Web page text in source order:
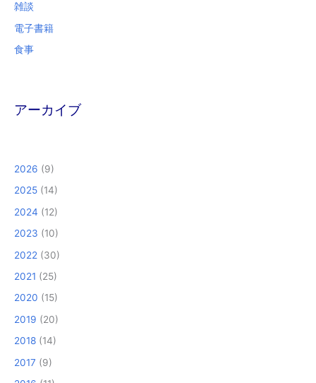
雑談
電子書籍
食事
アーカイブ
2026 (9)
2025 (14)
2024 (12)
2023 (10)
2022 (30)
2021 (25)
2020 (15)
2019 (20)
2018 (14)
2017 (9)